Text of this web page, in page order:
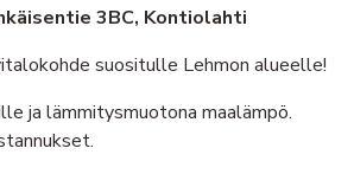
3BC, Kontiolahti
suositulle Lehmon alueelle!
ja lämmitysmuotona maalämpö.